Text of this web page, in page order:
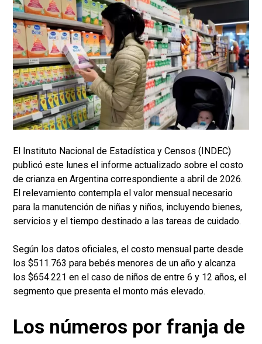
El Instituto Nacional de Estadística y Censos (INDEC)
publicó este lunes el informe actualizado sobre el costo
de crianza en Argentina correspondiente a abril de 2026.
El relevamiento contempla el valor mensual necesario
para la manutención de niñas y niños, incluyendo bienes,
servicios y el tiempo destinado a las tareas de cuidado.
Según los datos oficiales, el costo mensual parte desde
los $511.763 para bebés menores de un año y alcanza
los $654.221 en el caso de niños de entre 6 y 12 años, el
segmento que presenta el monto más elevado.
Los números por franja de